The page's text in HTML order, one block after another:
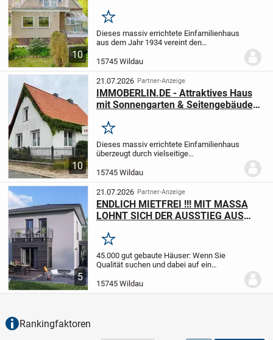
10
Merken
Dieses massiv errichtete Einfamilienhaus
aus dem Jahr 1934 vereint den
Jahrzehnte mit vielfältigen Möglichkeiten
zur individuellen Gestaltung. In beliebter
und gewachsene...
15745 Wildau
10
21.07.2026 Partner-Anzeige
IMMOBERLIN.DE - Attraktives Haus
mit Sonnengarten & Seitengebäude
Merken
Dieses massiv errichtete Einfamilienhaus
überzeugt durch vielseitige
gepflegte Ausstattung.
großzügigen Windfang und Flur gelangen
Sie im Erdgeschoss direkt...
15745 Wildau
5
21.07.2026 Partner-Anzeige
ENDLICH MIETFREI !!! MIT MASSA
LOHNT SICH DER AUSSTIEG AUS
Merken
45.000 gut gebaute Häuser: Wenn Sie
Qualität suchen und dabei auf ein
Verhältnis achten, stoßen Sie schnell auf
die Top-Ausbauhäuser von Deutschlands
15745 Wildau
Rankingfaktoren